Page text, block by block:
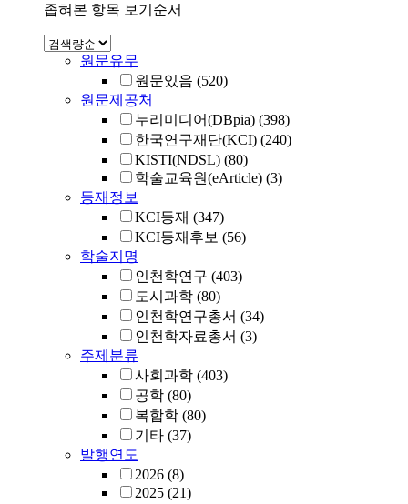
좁혀본 항목 보기순서
원문유무
원문있음 (520)
원문제공처
누리미디어(DBpia) (398)
한국연구재단(KCI) (240)
KISTI(NDSL) (80)
학술교육원(eArticle) (3)
등재정보
KCI등재 (347)
KCI등재후보 (56)
학술지명
인천학연구 (403)
도시과학 (80)
인천학연구총서 (34)
인천학자료총서 (3)
주제분류
사회과학 (403)
공학 (80)
복합학 (80)
기타 (37)
발행연도
2026 (8)
2025 (21)